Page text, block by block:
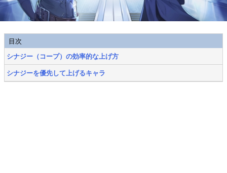
目次
シナジー（コープ）の効率的な上げ方
シナジーを優先して上げるキャラ